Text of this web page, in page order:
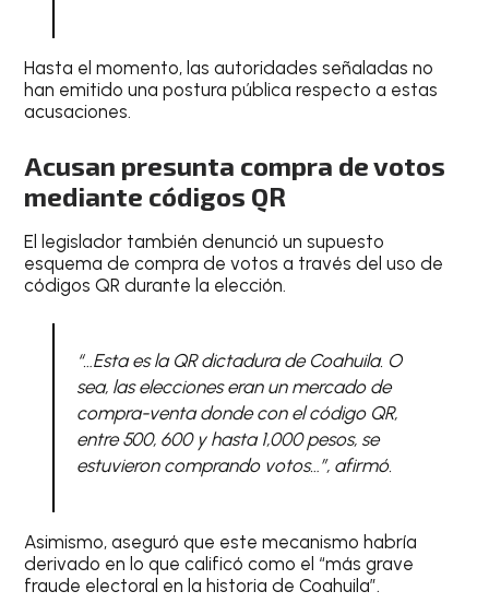
Hasta el momento, las autoridades señaladas no
han emitido una postura pública respecto a estas
acusaciones.
Acusan presunta compra de votos
mediante códigos QR
El legislador también denunció un supuesto
esquema de compra de votos a través del uso de
códigos QR durante la elección.
“…Esta es la QR dictadura de Coahuila. O
sea, las elecciones eran un mercado de
compra-venta donde con el código QR,
entre 500, 600 y hasta 1,000 pesos, se
estuvieron comprando votos…”, afirmó.
Asimismo, aseguró que este mecanismo habría
derivado en lo que calificó como el “más grave
fraude electoral en la historia de Coahuila”.